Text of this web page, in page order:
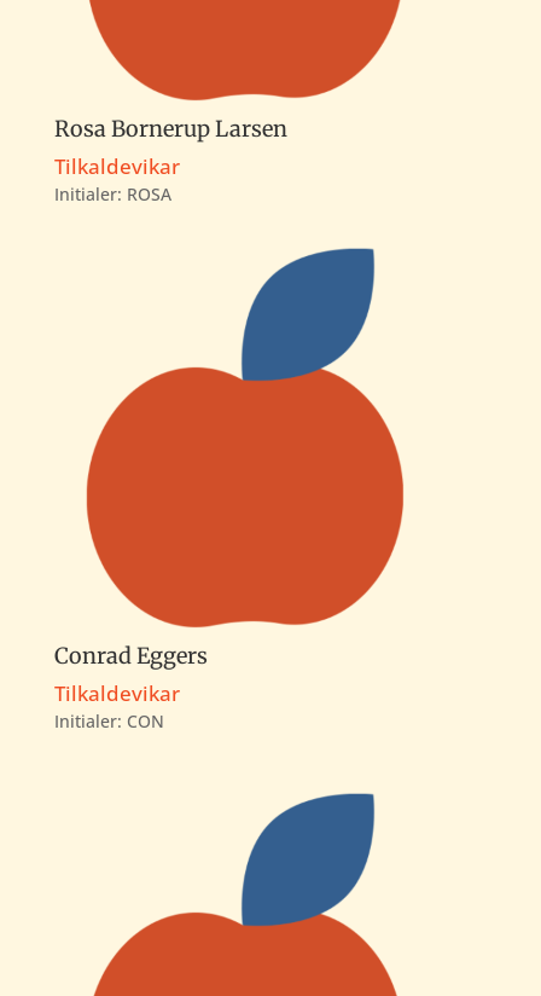
Rosa Bornerup Larsen
Tilkaldevikar
Initialer: ROSA
Conrad Eggers
Tilkaldevikar
Initialer: CON